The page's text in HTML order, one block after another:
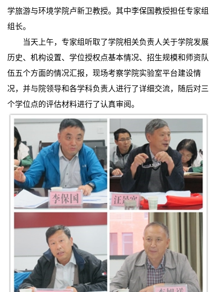
学旅游与环境学院卢新卫教授。其中李保国教授担任专家组
组长。
当天上午，专家组听取了学院相关负责人关于学院发展
历史、机构设置、学位授权点基本情况、招生规模和师资队
伍五个方面的情况汇报，现场考察学院实验室平台建设情
况，并与院领导和各学科负责人进行了详细交流，随后对三
个学位点的评估材料进行了认真审阅。